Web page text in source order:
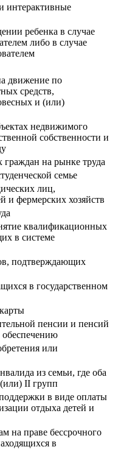
интерактивные
ребенка в случае
либо в случае
движение по
средств,
и (или)
недвижимого
собственности и
граждан на рынке труда
семье
лиц,
и фермерских хозяйств
квалификационных
в системе
подтверждающих
в государственном
пенсии и пенсий
обеспечению
или
из семьи, где оба
II групп
в виде оплаты
отдыха детей и
на праве бессрочного
в